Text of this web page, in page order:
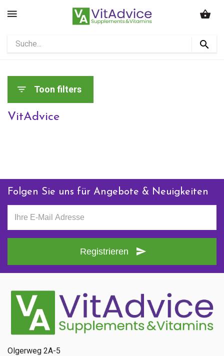
Toon filters
VitAdvice
Folgen Sie uns für Angebote & Neuigkeiten
Registrieren
Olgerweg 2A-5